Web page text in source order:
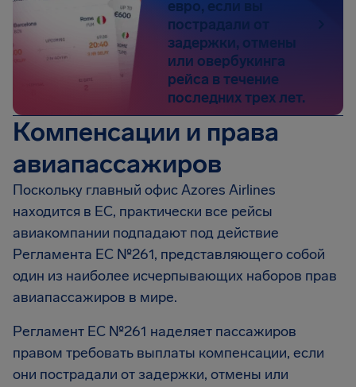
евро, если вы
пострадали от
задержки, отмены
или овербукинга
рейса в течение
последних трех лет.
Компенсации и права
авиапассажиров
Поскольку главный офис Azores Airlines
находится в ЕС, практически все рейсы
авиакомпании подпадают под действие
Регламента ЕС №261, представляющего собой
один из наиболее исчерпывающих наборов прав
авиапассажиров в мире.
Регламент EC №261 наделяет пассажиров
правом требовать выплаты компенсации, если
они пострадали от задержки, отмены или